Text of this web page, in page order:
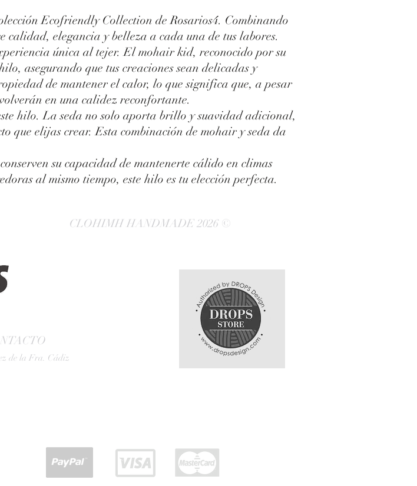
Ecofriendly Collection de Rosarios4. Combinando
calidad, elegancia y belleza a cada una de tus labores.
única al tejer. El mohair kid, reconocido por su
asegurando que tus creaciones sean delicadas y
de mantener el calor, lo que significa que, a pesar
en una calidez reconfortante.
hilo. La seda no solo aporta brillo y suavidad adicional,
que elijas crear. Esta combinación de mohair y seda da
su capacidad de mantenerte cálido en climas
al mismo tiempo, este hilo es tu elección perfecta.
CLOHIMH HANDMADE 2026 ©
de la Fra. Cádiz